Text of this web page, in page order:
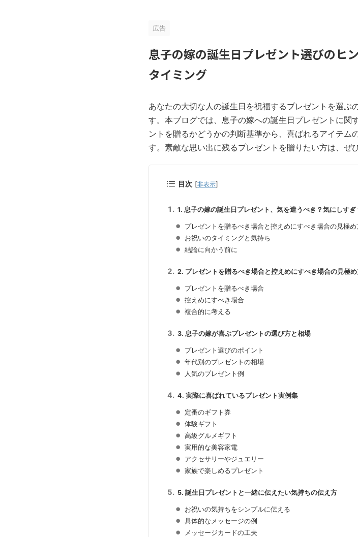
広告
息子の嫁の誕生日プレゼント選びのヒ
タイミング
あなたの大切な人の誕生日を祝福するプレゼントを選ぶ
す。本ブログでは、息子の嫁への誕生日プレゼントに関
ントを贈るかどうかの判断基準から、喜ばれるアイテム
す。素敵な思い出に残るプレゼントを贈りたい方は、ぜ
目次 [非表示]
1. 息子の嫁の誕生日プレゼント、気を遣うべき？気にしすぎ
プレゼントを贈るべき場合と控えめにすべき場合の見極め
お祝いのタイミングと気持ち
結論に向かう前に
2. プレゼントを贈るべき場合と控えめにすべき場合の見極
プレゼントを贈るべき場合
控えめにすべき場合
複合的に考える
3. 息子の嫁が喜ぶプレゼントの選び方と相場
プレゼント選びのポイント
年代別のプレゼントの相場
人気のプレゼント例
4. 実際に喜ばれているプレゼント実例集
定番のギフト券
体験ギフト
高級グルメギフト
実用的な美容家電
アクセサリーやジュエリー
家族で楽しめるプレゼント
5. 誕生日プレゼントと一緒に伝えたい気持ちの伝え方
お祝いの気持ちをシンプルに伝える
具体的なメッセージの例
メッセージカードの工夫